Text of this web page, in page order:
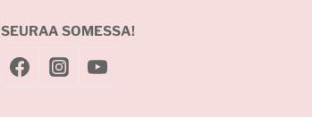
SEURAA SOMESSA!